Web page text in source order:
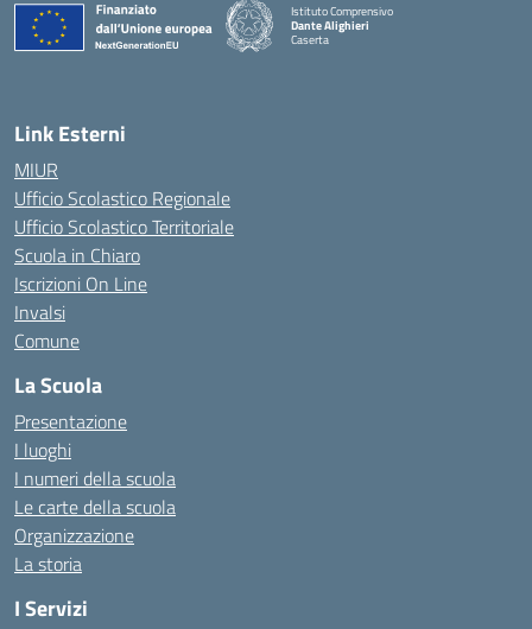
Istituto Comprensivo
Dante Alighieri
Caserta
Link Esterni
MIUR
Ufficio Scolastico Regionale
Ufficio Scolastico Territoriale
Scuola in Chiaro
Iscrizioni On Line
Invalsi
Comune
La Scuola
Presentazione
I luoghi
I numeri della scuola
Le carte della scuola
Organizzazione
La storia
I Servizi